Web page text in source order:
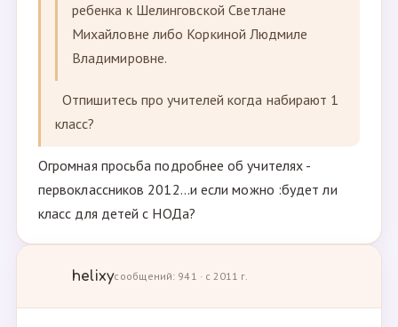
ребенка к Шелинговской Светлане
Михайловне либо Коркиной Людмиле
Владимировне.
Отпишитесь про учителей когда набирают 1
класс?
Огромная просьба подробнее об учителях -
первоклассников 2012...и если можно :будет ли
класс для детей с НОДа?
helixyсообщений: 941 · с 2011 г.